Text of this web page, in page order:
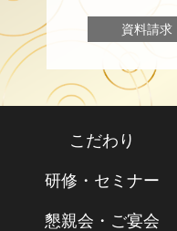
資料請求
こだわり
研修・セミナー
懇親会・ご宴会